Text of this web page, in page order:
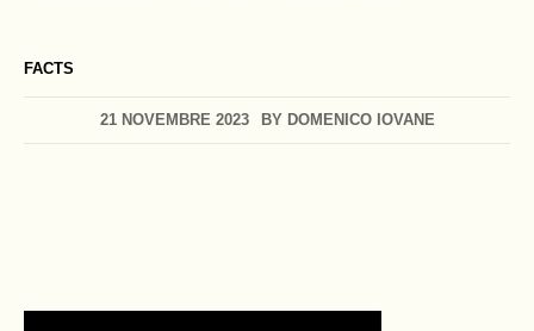
FACTS
21 NOVEMBRE 2023 BY DOMENICO IOVANE